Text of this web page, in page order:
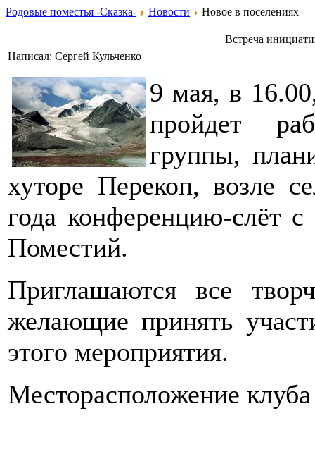
Родовые поместья -Сказка- Новости Новое в поселениях
Встреча
Написал: Сергей Кульченко
9 мая, в
пройдет
группы,
хуторе Перекоп, возле
года конференцию-слёт
Поместий.
Приглашаются все
желающие принять
этого мероприятия.
Месторасположение